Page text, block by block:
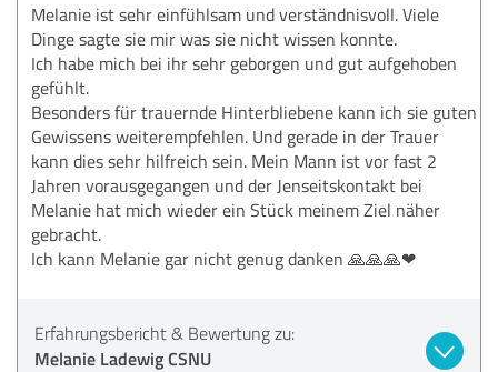
Melanie ist sehr einfühlsam und verständnisvoll. Viele
Dinge sagte sie mir was sie nicht wissen konnte.
Ich habe mich bei ihr sehr geborgen und gut aufgehoben
gefühlt.
Besonders für trauernde Hinterbliebene kann ich sie guten
Gewissens weiterempfehlen. Und gerade in der Trauer
kann dies sehr hilfreich sein. Mein Mann ist vor fast 2
Jahren vorausgegangen und der Jenseitskontakt bei
Melanie hat mich wieder ein Stück meinem Ziel näher
gebracht.
Ich kann Melanie gar nicht genug danken 🙏🙏🙏❤
Erfahrungsbericht & Bewertung zu:
Melanie Ladewig CSNU